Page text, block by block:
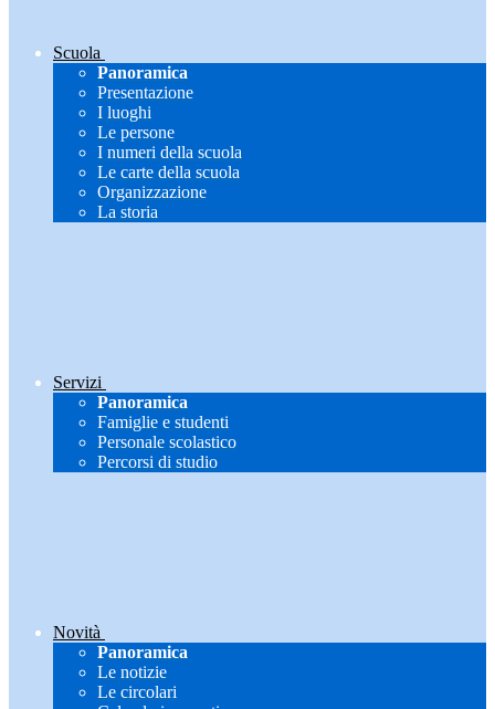
Scuola
Panoramica
Presentazione
I luoghi
Le persone
I numeri della scuola
Le carte della scuola
Organizzazione
La storia
Servizi
Panoramica
Famiglie e studenti
Personale scolastico
Percorsi di studio
Novità
Panoramica
Le notizie
Le circolari